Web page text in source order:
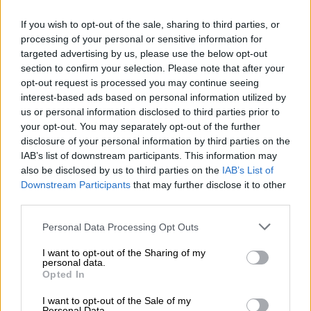
If you wish to opt-out of the sale, sharing to third parties, or
processing of your personal or sensitive information for
targeted advertising by us, please use the below opt-out
section to confirm your selection. Please note that after your
opt-out request is processed you may continue seeing
interest-based ads based on personal information utilized by
us or personal information disclosed to third parties prior to
your opt-out. You may separately opt-out of the further
disclosure of your personal information by third parties on the
IAB’s list of downstream participants. This information may
also be disclosed by us to third parties on the IAB’s List of
Downstream Participants that may further disclose it to other
Please note that this website/app uses one or more Google
not limited to your visit or usage behaviour. You may click to
grant or deny consent to Google and its third-party tags to
use your data for below specified purposes in below Google
consent section.
Personal Data Processing Opt Outs
I want to opt-out of the Sharing of my
personal data.
Opted In
I want to opt-out of the Sale of my
πρόσωπο για το οποίο κανένας δεν μπορεί
να φανταστεί τη δράση και τα
σκοτεινά σχέδια που εξυφαίνει.